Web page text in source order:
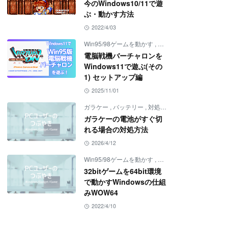
今のWindows10/11で遊
ぶ・動かす方法
2022/4/03
Win95/98ゲームを動かす ,
電脳戦機バーチャロンを
Windows11で遊ぶ(その
1) セットアップ編
2025/11/01
ガラケー , バッテリー , 対処方法
ガラケーの電池がすぐ切
れる場合の対処方法
2026/4/12
Win95/98ゲームを動かす ,
32bitゲームを64bit環境
で動かすWindowsの仕組
みWOW64
2022/4/10